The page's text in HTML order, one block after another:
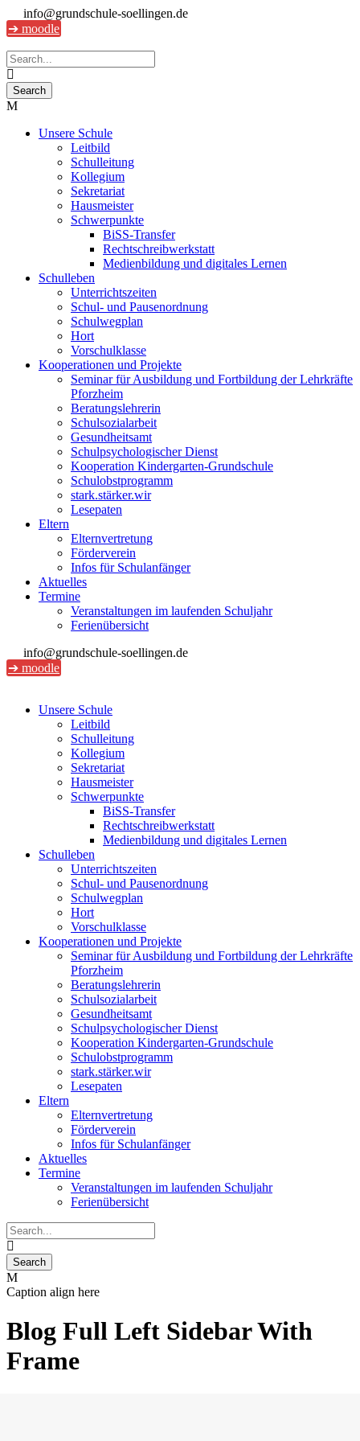
info@grundschule-soellingen.de
➔ moodle
Unsere Schule
Leitbild
Schulleitung
Kollegium
Sekretariat
Hausmeister
Schwerpunkte
BiSS-Transfer
Rechtschreibwerkstatt
Medienbildung und digitales Lernen
Schulleben
Unterrichtszeiten
Schul- und Pausenordnung
Schulwegplan
Hort
Vorschulklasse
Kooperationen und Projekte
Seminar für Ausbildung und Fortbildung der Lehrkräfte
Pforzheim
Beratungslehrerin
Schulsozialarbeit
Gesundheitsamt
Schulpsychologischer Dienst
Kooperation Kindergarten-Grundschule
Schulobstprogramm
stark.stärker.wir
Lesepaten
Eltern
Elternvertretung
Förderverein
Infos für Schulanfänger
Aktuelles
Termine
Veranstaltungen im laufenden Schuljahr
Ferienübersicht
info@grundschule-soellingen.de
➔ moodle
Unsere Schule
Leitbild
Schulleitung
Kollegium
Sekretariat
Hausmeister
Schwerpunkte
BiSS-Transfer
Rechtschreibwerkstatt
Medienbildung und digitales Lernen
Schulleben
Unterrichtszeiten
Schul- und Pausenordnung
Schulwegplan
Hort
Vorschulklasse
Kooperationen und Projekte
Seminar für Ausbildung und Fortbildung der Lehrkräfte
Pforzheim
Beratungslehrerin
Schulsozialarbeit
Gesundheitsamt
Schulpsychologischer Dienst
Kooperation Kindergarten-Grundschule
Schulobstprogramm
stark.stärker.wir
Lesepaten
Eltern
Elternvertretung
Förderverein
Infos für Schulanfänger
Aktuelles
Termine
Veranstaltungen im laufenden Schuljahr
Ferienübersicht
Caption align here
Blog Full Left Sidebar With
Frame